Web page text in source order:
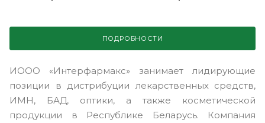
ПОДРОБНОСТИ
ИООО «Интерфармакс» занимает лидирующие
позиции в дистрибуции лекарственных средств,
ИМН, БАД, оптики, а также косметической
продукции в Республике Беларусь. Компания